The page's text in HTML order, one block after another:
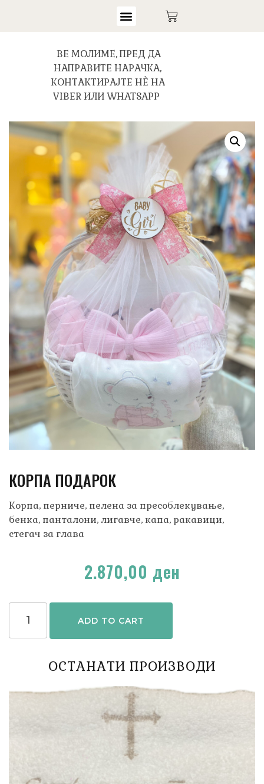
ВЕ МОЛИМЕ, ПРЕД ДА
НАПРАВИТЕ НАРАЧКА,
КОНТАКТИРАЈТЕ НЀ НА
VIBER ИЛИ WHATSAPP
КОРПА ПОДАРОК
Корпа, перниче, пелена за пресоблекување,
бенка, панталони, лигавче, капа, ракавици,
стегач за глава
2.870,00 ден
ADD TO CART
ОСТАНАТИ ПРОИЗВОДИ